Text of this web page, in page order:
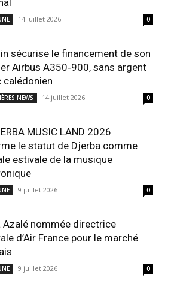
14 juillet 2026 0
sécurise le financement de son
Airbus A350‑900, sans argent
calédonien
NEWS 14 juillet 2026 0
MUSIC LAND 2026
le statut de Djerba comme
estivale de la musique
9 juillet 2026 0
Azalé nommée directrice
d’Air France pour le marché
9 juillet 2026 0